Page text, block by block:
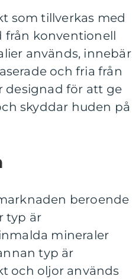
som tillverkas med
från konventionell
används, innebär
och fria från
designad för att ge
skyddar huden på
beroende
typ är
mineraler
typ är
och oljor används